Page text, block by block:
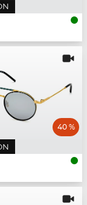
40 %